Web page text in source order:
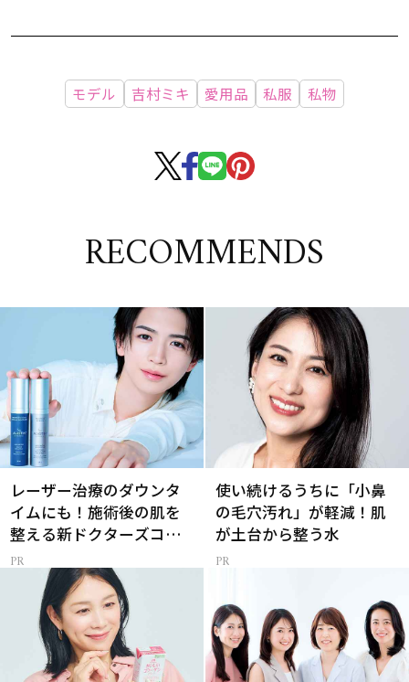
モデル 吉村ミキ 愛用品 私服 私物
RECOMMENDS
レーザー治療のダウンタ
イムにも！施術後の肌を
整える新ドクターズコス
メ
使い続けるうちに「小鼻
の毛穴汚れ」が軽減！肌
が土台から整う水